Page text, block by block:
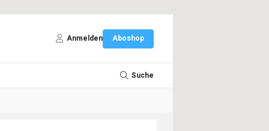
Anmelden Aboshop
Suche